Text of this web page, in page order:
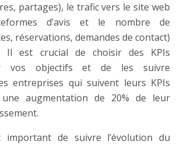
partages), le trafic vers le site web
d’avis et le nombre de
réservations, demandes de contact)
Il est crucial de choisir des KPIs
vos objectifs et de les suivre
entreprises qui suivent leurs KPIs
une augmentation de 20% de leur
important de suivre l’évolution du